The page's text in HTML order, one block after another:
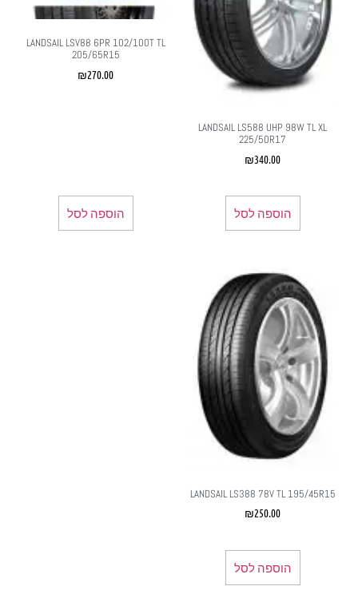
LANDSAIL LS588 UHP 98W TL XL
225/50R17
₪340.00
הוספה לסל
LANDSAIL LSV88 6PR 102/100T TL
205/65R15
₪270.00
הוספה לסל
LANDSAIL LS388 78V TL 195/45R15
₪250.00
הוספה לסל